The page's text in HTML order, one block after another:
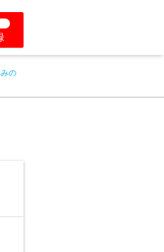
の